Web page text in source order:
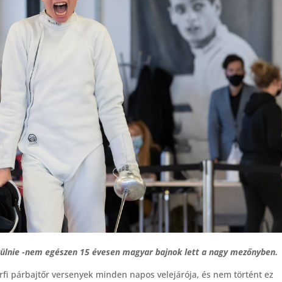
-nem egészen 15 évesen magyar bajnok lett a nagy mezőnyben.
párbajtőr versenyek minden napos velejárója, és nem történt ez